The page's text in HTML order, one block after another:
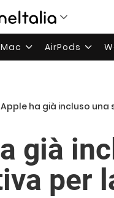
Mac AirPods
Apple ha già incluso
già
per